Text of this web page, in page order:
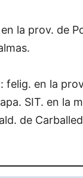
la prov. de
: felig. en la
SIT. en la
de